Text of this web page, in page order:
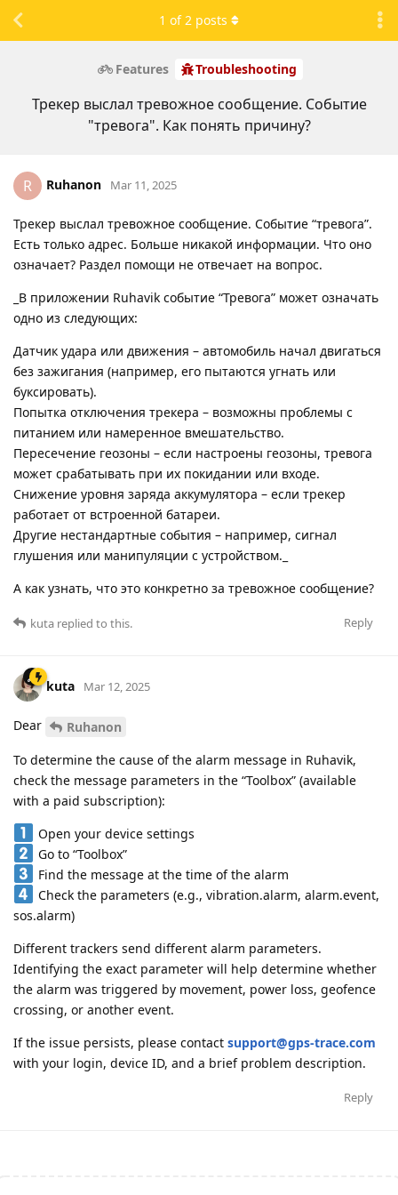
Features Troubleshooting
Трекер выслал тревожное сообщение. Событие
"тревога". Как понять причину?
1 of2 posts
R Ruhanon Mar 11, 2025
Трекер выслал тревожное сообщение. Событие “тревога”.
Есть только адрес. Больше никакой информации. Что оно
означает? Раздел помощи не отвечает на вопрос.
_В приложении Ruhavik событие “Тревога” может означать
одно из следующих:
Датчик удара или движения – автомобиль начал двигаться
без зажигания (например, его пытаются угнать или
буксировать).
Попытка отключения трекера – возможны проблемы с
питанием или намеренное вмешательство.
Пересечение геозоны – если настроены геозоны, тревога
может срабатывать при их покидании или входе.
Снижение уровня заряда аккумулятора – если трекер
работает от встроенной батареи.
Другие нестандартные события – например, сигнал
глушения или манипуляции с устройством._
А как узнать, что это конкретно за тревожное сообщение?
Reply
kuta replied to this.
kuta Mar 12, 2025
Dear
Ruhanon
To determine the cause of the alarm message in Ruhavik,
check the message parameters in the “Toolbox” (available
with a paid subscription):
Open your device settings
Go to “Toolbox”
Find the message at the time of the alarm
Check the parameters (e.g., vibration.alarm, alarm.event,
sos.alarm)
Different trackers send different alarm parameters.
Identifying the exact parameter will help determine whether
the alarm was triggered by movement, power loss, geofence
crossing, or another event.
If the issue persists, please contact support@gps-trace.com
with your login, device ID, and a brief problem description.
Reply